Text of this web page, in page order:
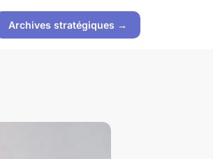
Archives stratégiques →